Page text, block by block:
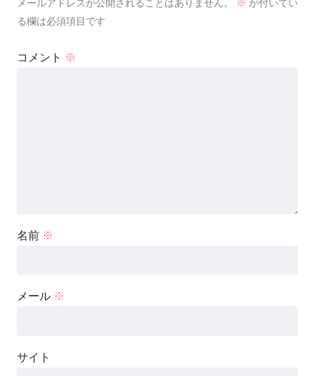
メールアドレスが公開されることはありません。 ※ が付いてい
る欄は必須項目です
コメント ※
名前 ※
メール ※
サイト